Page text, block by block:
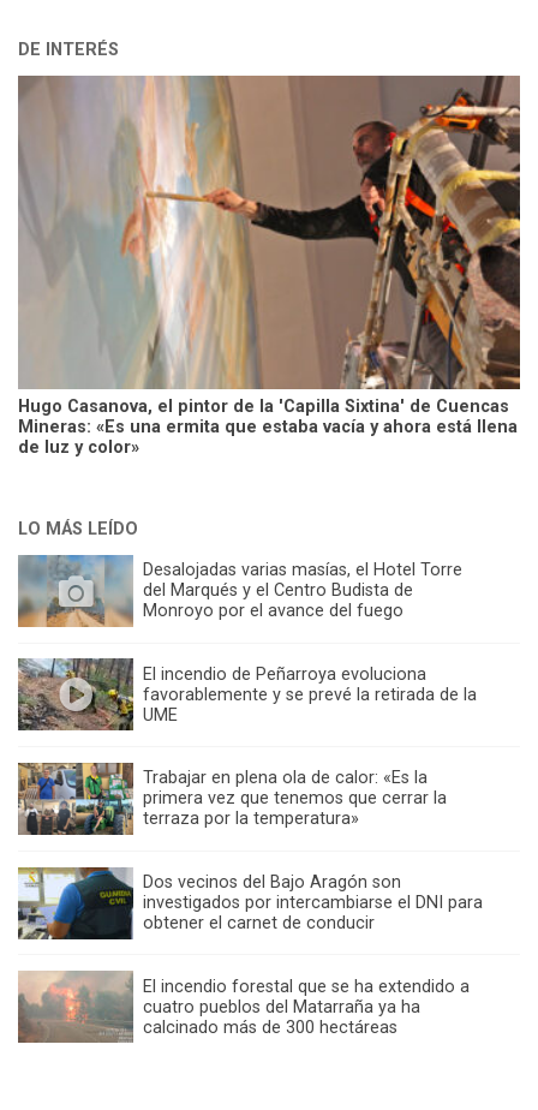
DE INTERÉS
Hugo Casanova, el pintor de la 'Capilla Sixtina' de Cuencas
Mineras: «Es una ermita que estaba vacía y ahora está llena
de luz y color»
LO MÁS LEÍDO
Desalojadas varias masías, el Hotel Torre
del Marqués y el Centro Budista de
Monroyo por el avance del fuego
El incendio de Peñarroya evoluciona
favorablemente y se prevé la retirada de la
UME
Trabajar en plena ola de calor: «Es la
primera vez que tenemos que cerrar la
terraza por la temperatura»
Dos vecinos del Bajo Aragón son
investigados por intercambiarse el DNI para
obtener el carnet de conducir
El incendio forestal que se ha extendido a
cuatro pueblos del Matarraña ya ha
calcinado más de 300 hectáreas